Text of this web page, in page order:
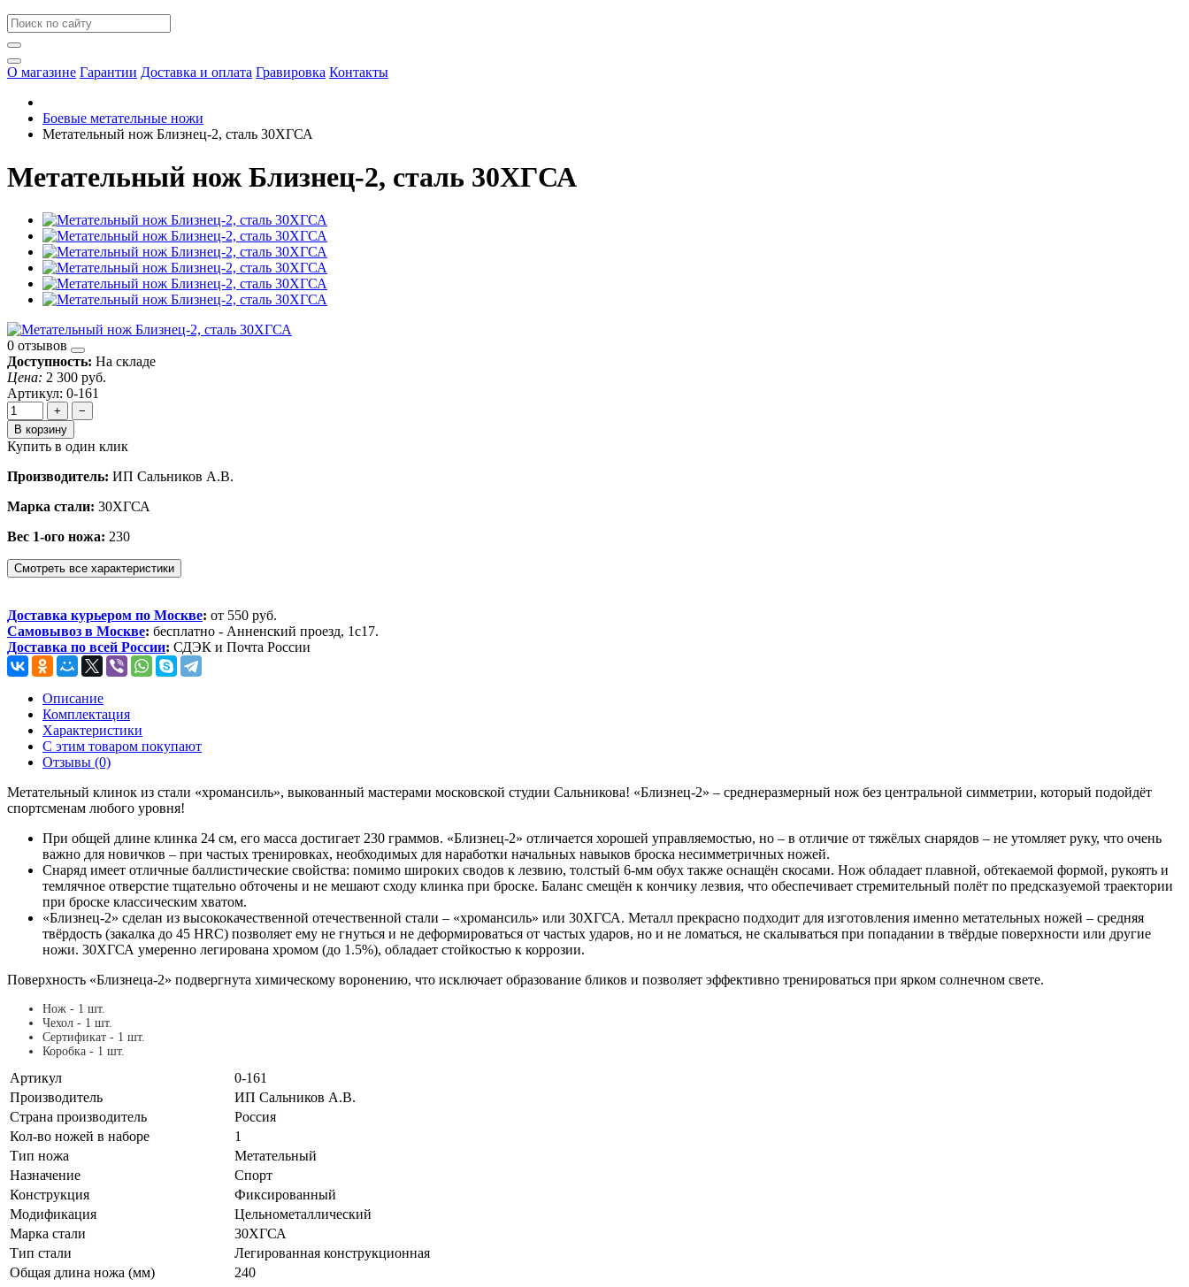
О магазине Гарантии Доставка и оплата Гравировка Контакты
Боевые метательные ножи
Метательный нож Близнец-2, сталь 30ХГСА
Метательный нож Близнец-2, сталь 30ХГСА
0 отзывов
Доступность: На складе
Цена: 2 300 руб.
Артикул: 0-161
+
−
В корзину
Купить в один клик
Производитель: ИП Сальников А.В.
Марка стали: 30ХГСА
Вес 1-ого ножа: 230
Смотреть все характеристики
Доставка курьером по Москве: от 550 руб.
Самовывоз в Москве: бесплатно - Анненский проезд, 1с17.
Доставка по всей России: СДЭК и Почта России
Описание
Комплектация
Характеристики
С этим товаром покупают
Отзывы (0)
Метательный клинок из стали «хромансиль», выкованный мастерами московской студии Сальникова! «Близнец-2» – среднеразмерный нож без центральной симметрии, который подойдёт
спортсменам любого уровня!
При общей длине клинка 24 см, его масса достигает 230 граммов. «Близнец-2» отличается хорошей управляемостью, но – в отличие от тяжёлых снарядов – не утомляет руку, что очень
важно для новичков – при частых тренировках, необходимых для наработки начальных навыков броска несимметричных ножей.
Снаряд имеет отличные баллистические свойства: помимо широких сводов к лезвию, толстый 6-мм обух также оснащён скосами. Нож обладает плавной, обтекаемой формой, рукоять и
темлячное отверстие тщательно обточены и не мешают сходу клинка при броске. Баланс смещён к кончику лезвия, что обеспечивает стремительный полёт по предсказуемой траектории
при броске классическим хватом.
«Близнец-2» сделан из высококачественной отечественной стали – «хромансиль» или 30ХГСА. Металл прекрасно подходит для изготовления именно метательных ножей – средняя
твёрдость (закалка до 45 HRC) позволяет ему не гнуться и не деформироваться от частых ударов, но и не ломаться, не скалываться при попадании в твёрдые поверхности или другие
ножи. 30ХГСА умеренно легирована хромом (до 1.5%), обладает стойкостью к коррозии.
Поверхность «Близнеца-2» подвергнута химическому воронению, что исключает образование бликов и позволяет эффективно тренироваться при ярком солнечном свете.
Нож - 1 шт.
Чехол - 1 шт.
Сертификат - 1 шт.
Коробка - 1 шт.
Артикул
0-161
Производитель
ИП Сальников А.В.
Страна производитель
Россия
Кол-во ножей в наборе
1
Тип ножа
Метательный
Назначение
Спорт
Конструкция
Фиксированный
Модификация
Цельнометаллический
Марка стали
30ХГСА
Тип стали
Легированная конструкционная
Общая длина ножа (мм)
240